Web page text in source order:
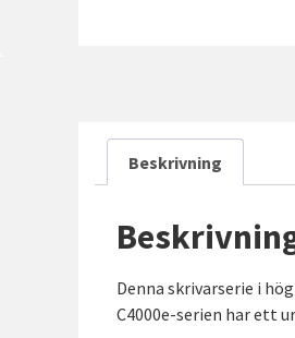
Beskrivning
Denna skrivarserie i
C4000e-serien har ett